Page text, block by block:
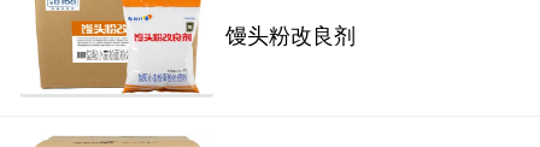
馒头粉改良剂